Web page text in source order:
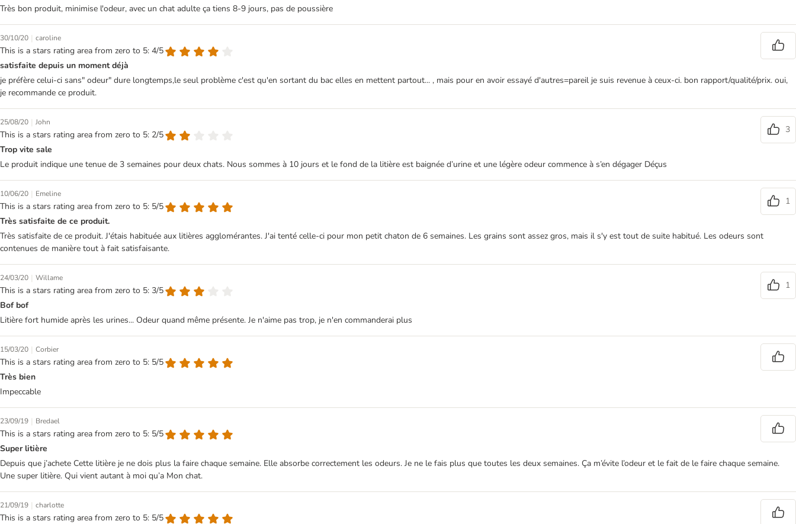
Très bon produit, minimise l'odeur, avec un chat adulte ça tiens 8-9 jours, pas de poussière
30/10/20 | caroline
This is a stars rating area from zero to 5: 4/5
satisfaite depuis un moment déjà
je préfère celui-ci sans" odeur" dure longtemps,le seul problème c'est qu'en sortant du bac elles en mettent partout... , mais pour en avoir essayé d'autres=pareil je suis revenue à ceux-ci. bon rapport/qualité/prix. oui,
je recommande ce produit.
25/08/20 | John
This is a stars rating area from zero to 5: 2/5
3
Trop vite sale
Le produit indique une tenue de 3 semaines pour deux chats. Nous sommes à 10 jours et le fond de la litière est baignée d’urine et une légère odeur commence à s’en dégager Déçus
10/06/20 | Emeline
This is a stars rating area from zero to 5: 5/5
1
Très satisfaite de ce produit.
Très satisfaite de ce produit. J'étais habituée aux litières agglomérantes. J'ai tenté celle-ci pour mon petit chaton de 6 semaines. Les grains sont assez gros, mais il s'y est tout de suite habitué. Les odeurs sont
contenues de manière tout à fait satisfaisante.
24/03/20 | Willame
This is a stars rating area from zero to 5: 3/5
1
Bof bof
Litière fort humide après les urines... Odeur quand même présente. Je n'aime pas trop, je n'en commanderai plus
15/03/20 | Corbier
This is a stars rating area from zero to 5: 5/5
Très bien
Impeccable
23/09/19 | Bredael
This is a stars rating area from zero to 5: 5/5
Super litière
Depuis que j’achete Cette litière je ne dois plus la faire chaque semaine. Elle absorbe correctement les odeurs. Je ne le fais plus que toutes les deux semaines. Ça m’évite l’odeur et le fait de le faire chaque semaine.
Une super litière. Qui vient autant à moi qu’a Mon chat.
21/09/19 | charlotte
This is a stars rating area from zero to 5: 5/5